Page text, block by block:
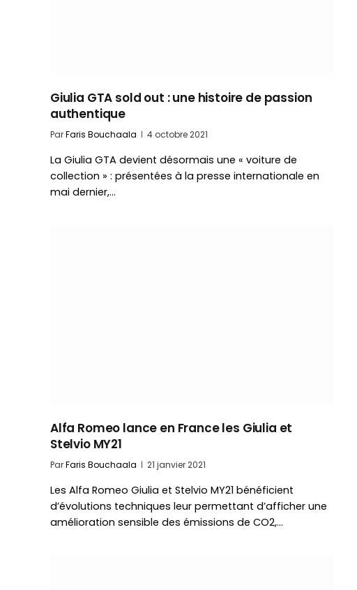
Giulia GTA sold out : une histoire de passion
authentique
ParFaris Bouchaala 4 octobre 2021
La Giulia GTA devient désormais une « voiture de
collection » : présentées à la presse internationale en
mai dernier,…
Alfa Romeo lance en France les Giulia et
Stelvio MY21
ParFaris Bouchaala 21 janvier 2021
Les Alfa Romeo Giulia et Stelvio MY21 bénéficient
d’évolutions techniques leur permettant d’afficher une
amélioration sensible des émissions de CO2,…